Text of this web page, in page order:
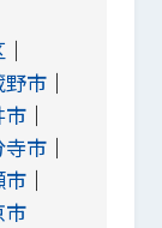
野市
市
寺市
市
市